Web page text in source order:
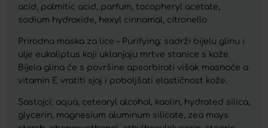
acid, palmitic acid, parfum, tocopheryl acetate,
sodium hydroxide, hexyl cinnamal, citronello
Prirodna maska za lice – Purifying: sadrži bijelu glinu i
ulje eukaliptus koji uklanjaju mrtve stanice s kože.
Bijela glina će s površine apsorbirati višak masnoće a
vitamin E vratiti sjaj i poboljšati elastičnost kože.
Sastojci: aqua, cetearyl alcohol, kaolin, hydrated silica,
glycerin, magnesium aluminum silicate, zea mays